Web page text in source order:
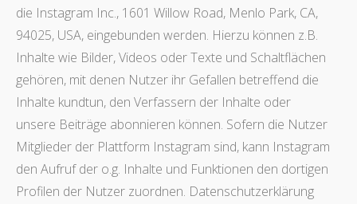
die Instagram Inc., 1601 Willow Road, Menlo Park, CA,
94025, USA, eingebunden werden. Hierzu können z.B.
Inhalte wie Bilder, Videos oder Texte und Schaltflächen
gehören, mit denen Nutzer ihr Gefallen betreffend die
Inhalte kundtun, den Verfassern der Inhalte oder
unsere Beiträge abonnieren können. Sofern die Nutzer
Mitglieder der Plattform Instagram sind, kann Instagram
den Aufruf der o.g. Inhalte und Funktionen den dortigen
Profilen der Nutzer zuordnen. Datenschutzerklärung